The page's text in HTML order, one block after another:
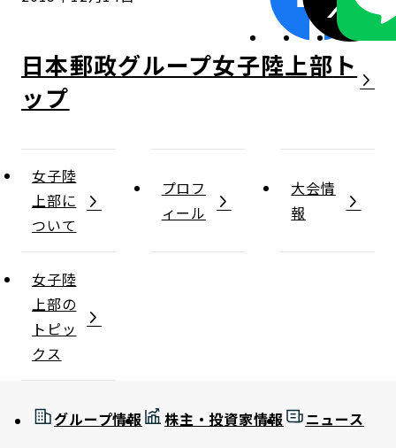
日本郵政グループ女子陸上部
女子陸
上部に
ついて
プロフ
ィール
大会情
報
女子陸
上部の
トピッ
クス
グループ情報 株主・投資家情報 ニュース